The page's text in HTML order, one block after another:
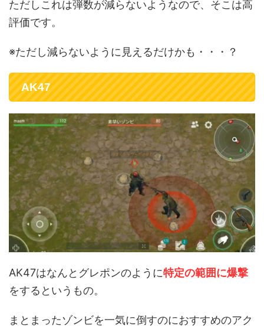
ただしこれは弾数が減らないようなので、そこは高
評価です。
※ただし減らないように見えるだけかも・・・？
AK47
AK47はなんとグレポンのように特定の範囲に爆撃
をするというもの。
まとまったゾンビを一気に倒すのにおすすめのアク